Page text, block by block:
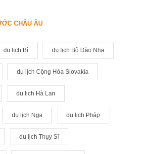
CHÂU ÂU
du lịch Bỉ du lịch Bồ Đào Nha
du lịch Cộng Hòa Slovakia
du lịch Hà Lan
du lịch Nga du lịch Pháp
du lịch Thụy Sĩ